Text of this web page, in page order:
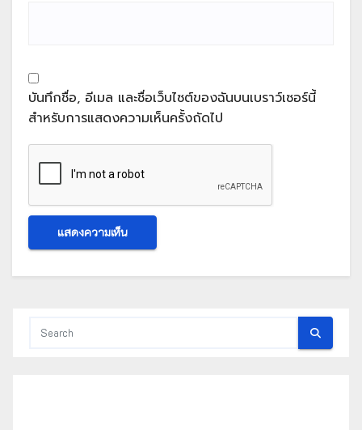
บันทึกชื่อ, อีเมล และชื่อเว็บไซต์ของฉันบนเบราว์เซอร์นี้
สำหรับการแสดงความเห็นครั้งถัดไป